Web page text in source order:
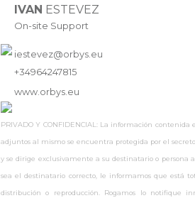
IVAN ESTEVEZ
On-site Support
iestevez@orbys.eu
+34964247815
www.orbys.eu
PRIVADO Y CONFIDENCIAL: La información contenida
adjuntos al mismo se encuentra protegida por el
y se dirige exclusivamente a su destinatario o persona
sea el destinatario correcto, le informamos que está
distribución o reproducción. Rogamos lo notifique